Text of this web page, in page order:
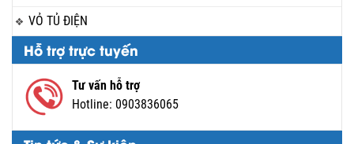
VỎ TỦ ĐIỆN
Hỗ trợ trực tuyến
Tư vấn hỗ trợ
Hotline: 0903836065